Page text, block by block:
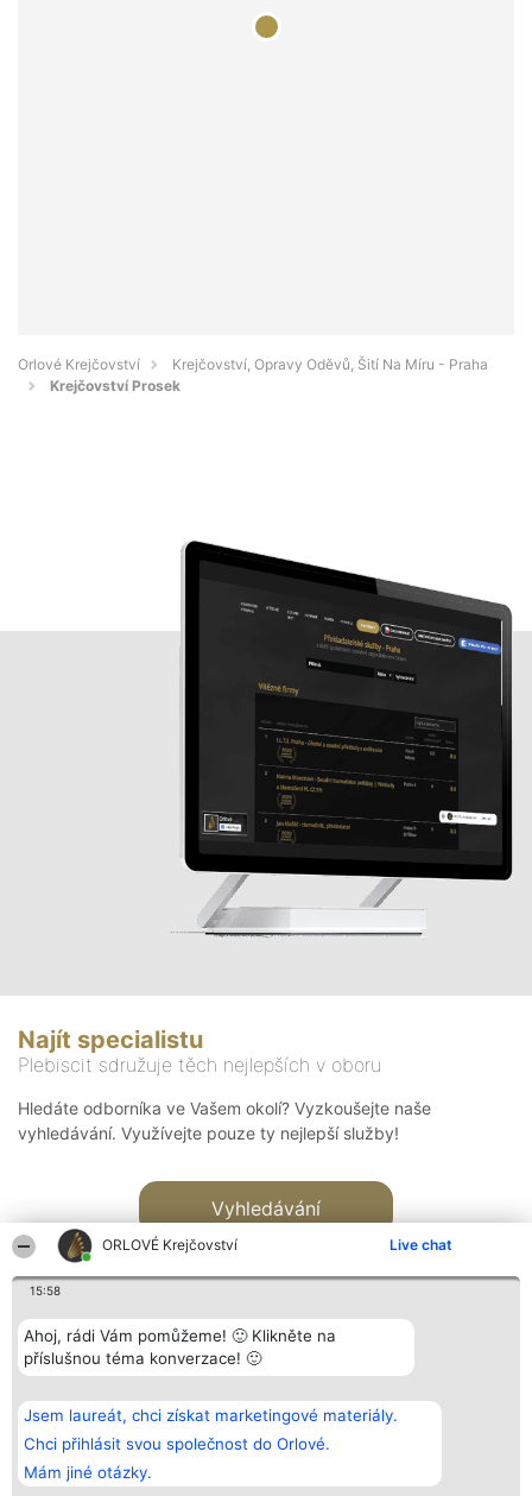
ORLOVÉ Krejčovství Live chat
15:58
Ahoj, rádi Vám pomůžeme! 🙂 Klikněte na
příslušnou téma konverzace! 🙂
Jsem laureát, chci získat marketingové materiály.
Chci přihlásit svou společnost do Orlové.
Mám jiné otázky.
Orlové Krejčovství
Krejčovství, Opravy Oděvů, Šití Na Míru - Praha
Krejčovství Prosek
Najít specialistu
Plebiscit sdružuje těch nejlepších v oboru
Hledáte odborníka ve Vašem okolí? Vyzkoušejte naše
vyhledávání. Využívejte pouze ty nejlepší služby!
Vyhledávání
Bright Side Solutions sp. z o.
o. sp. k.
ul. Ruska 22
Wrocław 50-079
KRS 0000749100 | Regon
381313360 | NIP 8943132676
Vítězové
Seznam všech
laureátů
Zásady
Zásady
Kontakt